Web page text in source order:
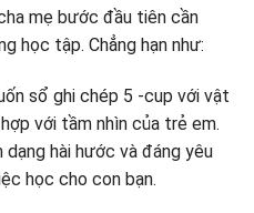
mẹ bước đầu tiên cần
học tập. Chẳng hạn như:
sổ ghi chép 5 -cup với vật
với tầm nhìn của trẻ em.
hài hước và đáng yêu
học cho con bạn.